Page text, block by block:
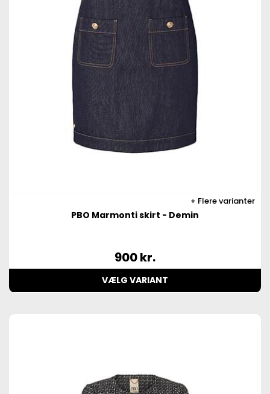
Flere varianter
PBO Marmonti skirt - Demin
900kr.
VÆLG VARIANT